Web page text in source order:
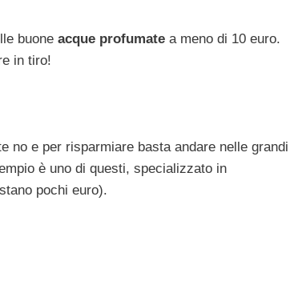
buone acque profumate a meno di 10 euro.
in tiro!
no e per risparmiare basta andare nelle grandi
è uno di questi, specializzato in
pochi euro).